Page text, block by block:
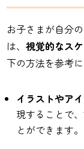
お子さまが自分
は、視覚的なス
下の方法を参考
イラストやア
現することで
とができます。